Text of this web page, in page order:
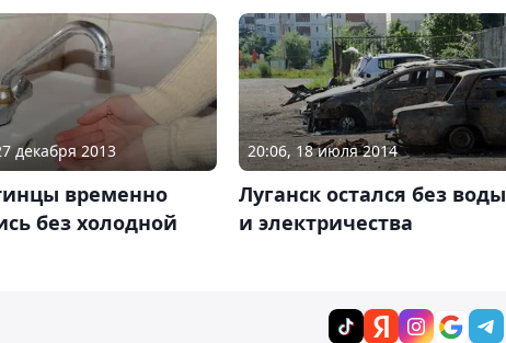
декабря 2013
временно
без холодной
20:06, 18 июля 2014
Луганск остался без воды
и электричества